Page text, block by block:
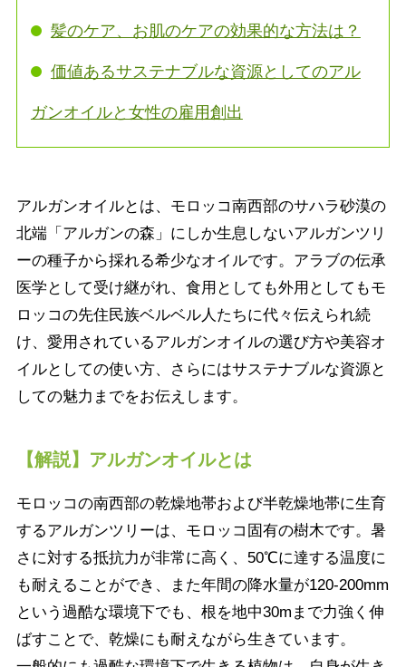
髪のケア、お肌のケアの効果的な方法は？
価値あるサステナブルな資源としてのアル
ガンオイルと女性の雇用創出
アルガンオイルとは、モロッコ南西部のサハラ砂漠の
北端「アルガンの森」にしか生息しないアルガンツリ
ーの種子から採れる希少なオイルです。アラブの伝承
医学として受け継がれ、食用としても外用としてもモ
ロッコの先住民族ベルベル人たちに代々伝えられ続
け、愛用されているアルガンオイルの選び方や美容オ
イルとしての使い方、さらにはサステナブルな資源と
しての魅力までをお伝えします。
【解説】アルガンオイルとは
モロッコの南西部の乾燥地帯および半乾燥地帯に生育
するアルガンツリーは、モロッコ固有の樹木です。暑
さに対する抵抗力が非常に高く、50℃に達する温度に
も耐えることができ、また年間の降水量が120-200mm
という過酷な環境下でも、根を地中30mまで力強く伸
ばすことで、乾燥にも耐えながら生きています。